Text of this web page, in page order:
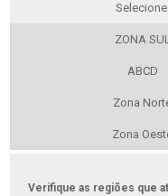
Selecione:
ZONA
ABCD
Zona
Zona
Verifique as regiões que